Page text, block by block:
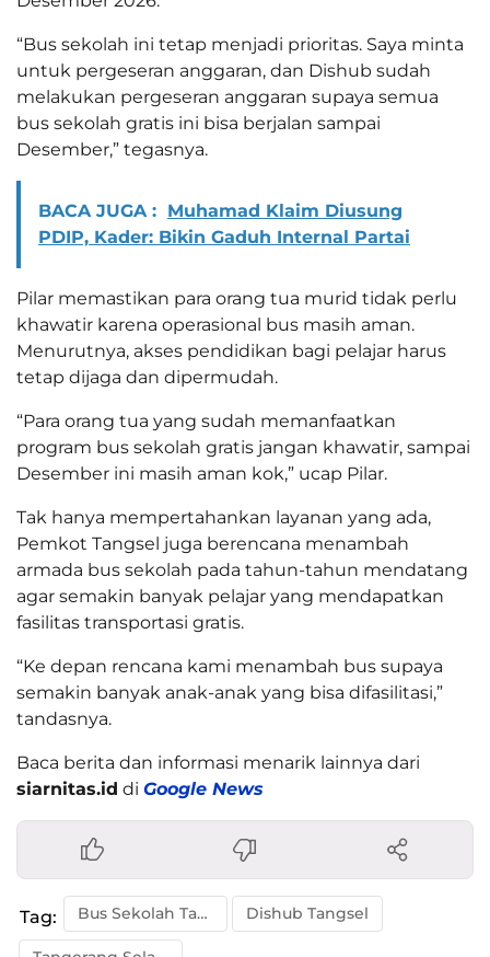
“Bus sekolah ini tetap menjadi prioritas. Saya minta
untuk pergeseran anggaran, dan Dishub sudah
melakukan pergeseran anggaran supaya semua
bus sekolah gratis ini bisa berjalan sampai
Desember,” tegasnya.
BACA JUGA : Muhamad Klaim Diusung
PDIP, Kader: Bikin Gaduh Internal Partai
Pilar memastikan para orang tua murid tidak perlu
khawatir karena operasional bus masih aman.
Menurutnya, akses pendidikan bagi pelajar harus
tetap dijaga dan dipermudah.
“Para orang tua yang sudah memanfaatkan
program bus sekolah gratis jangan khawatir, sampai
Desember ini masih aman kok,” ucap Pilar.
Tak hanya mempertahankan layanan yang ada,
Pemkot Tangsel juga berencana menambah
armada bus sekolah pada tahun-tahun mendatang
agar semakin banyak pelajar yang mendapatkan
fasilitas transportasi gratis.
“Ke depan rencana kami menambah bus supaya
semakin banyak anak-anak yang bisa difasilitasi,”
tandasnya.
Baca berita dan informasi menarik lainnya dari
siarnitas.id di Google News
Tag: Bus Sekolah Tangsel Dishub Tangsel